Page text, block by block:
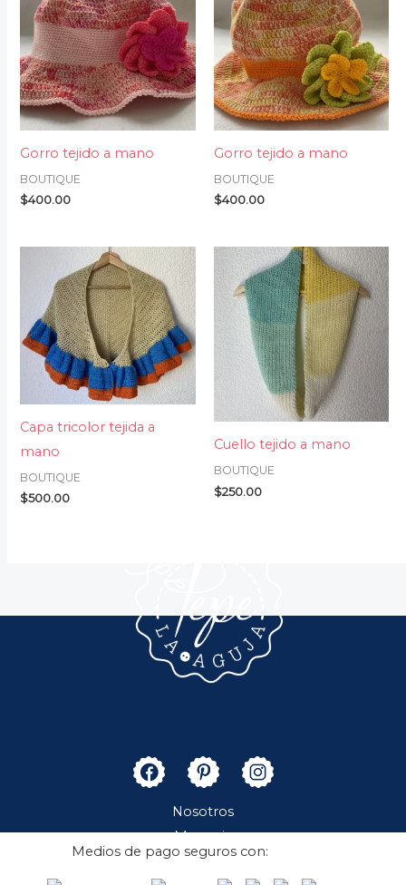
Gorro tejido a mano
BOUTIQUE
$400.00
Gorro tejido a mano
BOUTIQUE
$400.00
Capa tricolor tejida a
mano
BOUTIQUE
$500.00
Cuello tejido a mano
BOUTIQUE
$250.00
Nosotros
Merceria
Boutique
Medios de pago seguros con: